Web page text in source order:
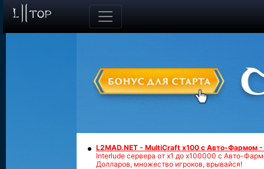
L2MAD.NET - MultiCraft x100 с Авто-Фармом
Interlude сервера от х1 до х100000 с Авто-
Долларов, множество игроков, врывайся!